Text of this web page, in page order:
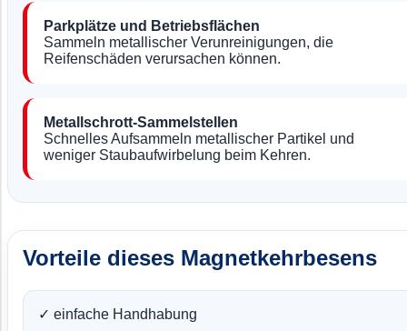
Parkplätze und Betriebsflächen
Sammeln metallischer Verunreinigungen, die
Reifenschäden verursachen können.
Metallschrott-Sammelstellen
Schnelles Aufsammeln metallischer Partikel und
weniger Staubaufwirbelung beim Kehren.
Vorteile dieses Magnetkehrbesens
✓ einfache Handhabung